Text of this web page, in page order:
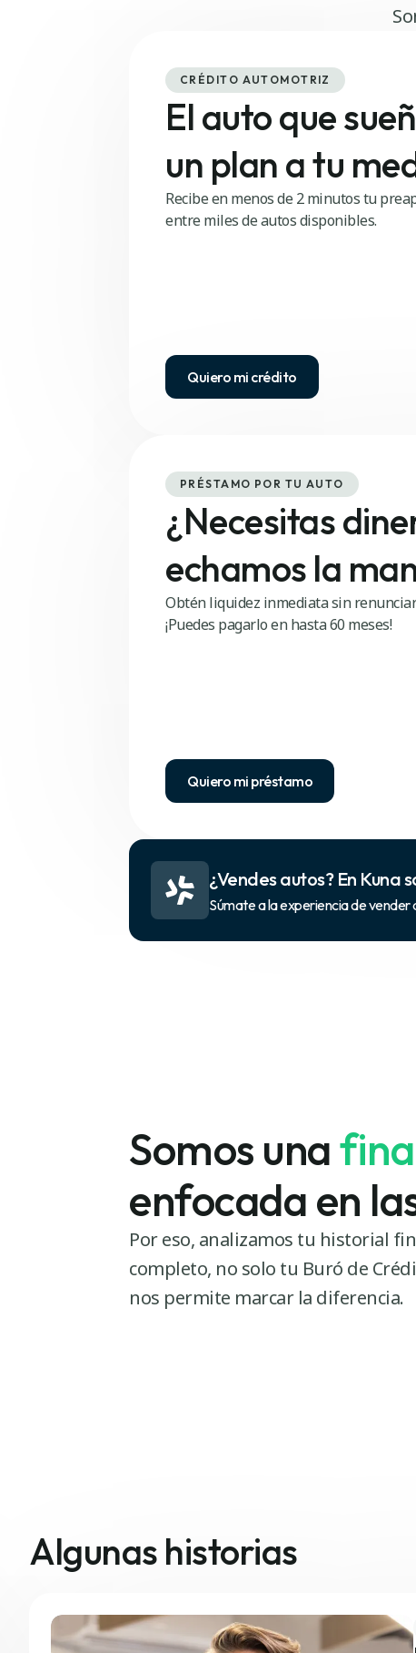
CRÉDITO AUTOMOTRIZ
El auto que
un plan a tu
Recibe en menos de 2 minutos tu
entre miles de autos disponibles.
Quiero mi crédito
PRÉSTAMO POR TU AUTO
¿Necesitas
echamos la
Obtén liquidez inmediata sin
¡Puedes pagarlo en hasta 60 meses!
Quiero mi préstamo
¿Vendes autos? En Kuna
Súmate a la experiencia de vender
Somos una
enfocada en
Por eso, analizamos tu historial
completo, no solo tu Buró de
nos permite marcar la diferencia.
Algunas historias